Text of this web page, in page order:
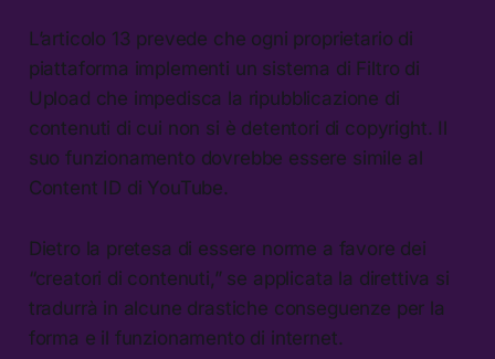
L’articolo 13 prevede che ogni proprietario di
piattaforma implementi un sistema di Filtro di
Upload che impedisca la ripubblicazione di
contenuti di cui non si è detentori di copyright. Il
suo funzionamento dovrebbe essere simile al
Content ID di YouTube.
Dietro la pretesa di essere norme a favore dei
“creatori di contenuti,” se applicata la direttiva si
tradurrà in alcune drastiche conseguenze per la
forma e il funzionamento di internet.